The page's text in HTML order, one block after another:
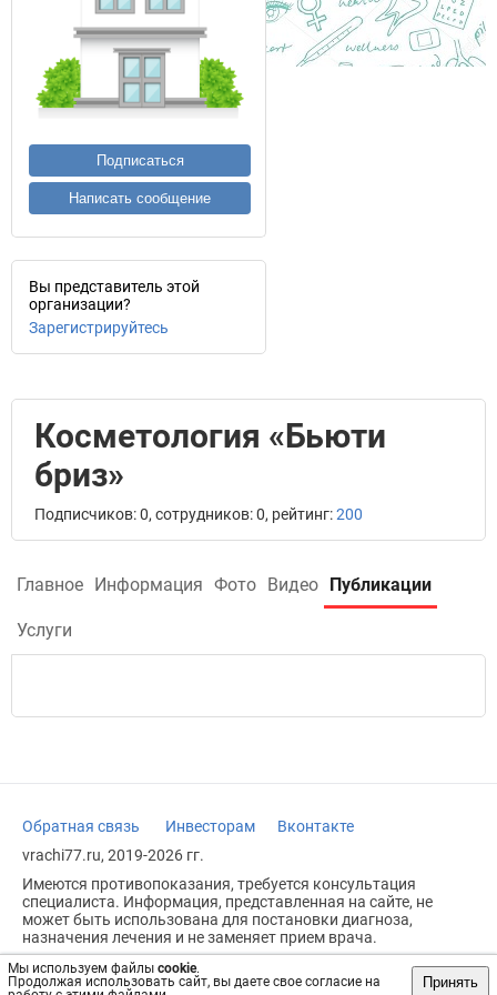
Мы используем файлы cookie.
Продолжая использовать сайт, вы даете свое согласие на
Принять
Подписаться
Написать сообщение
Вы представитель этой
организации?
Зарегистрируйтесь
Косметология «Бьюти
бриз»
Подписчиков: 0, сотрудников: 0, рейтинг:200
Главное Информация Фото Видео Публикации
Услуги
Обратная связь Инвесторам
Вконтакте
vrachi77.ru, 2019-2026 гг.
Имеются противопоказания, требуется консультация
специалиста. Информация, представленная на сайте, не
может быть использована для постановки диагноза,
назначения лечения и не заменяет прием врача.
Возрастное ограничение: 18+